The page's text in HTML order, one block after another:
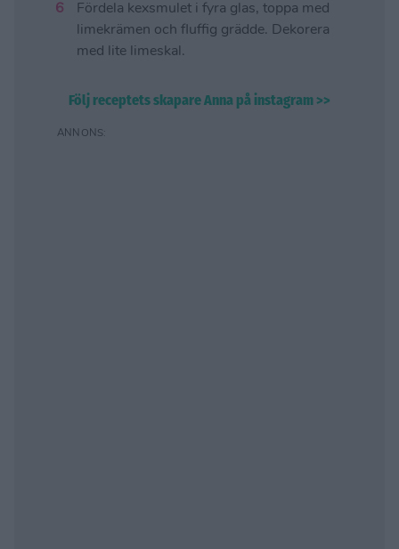
Fördela kexsmulet i fyra glas, toppa med
limekrämen och fluffig grädde. Dekorera
med lite limeskal.
Följ receptets skapare Anna på instagram >>